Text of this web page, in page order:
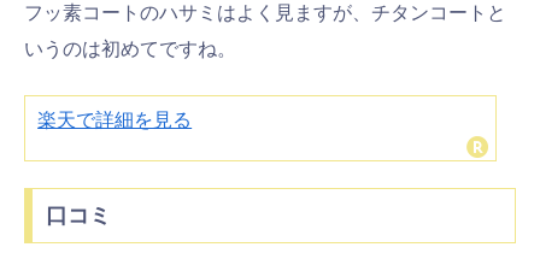
フッ素コートのハサミはよく見ますが、チタンコートと
いうのは初めてですね。
楽天で詳細を見る
口コミ